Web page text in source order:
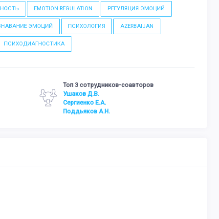
EMOTION REGULATION РЕГУЛЯЦИЯ ЭМОЦИЙ
ЭМОЦИЙ ПСИХОЛОГИЯ AZERBAIJAN
ПСИХОДИАГНОСТИКА
Топ 3 сотрудников-соавторов
Ушаков Д.В.
Сергиенко Е.А.
Поддьяков А.Н.